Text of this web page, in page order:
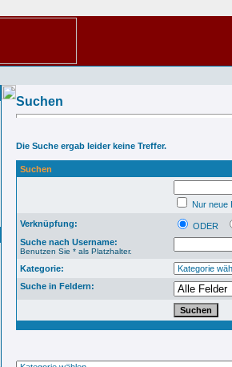
Suchen
Die Suche ergab leider keine Treffer.
Suchen
Nur neue
Verknüpfung:
ODER
Suche nach Username:
Benutzen Sie * als Platzhalter.
Kategorie:
Suche in Feldern: